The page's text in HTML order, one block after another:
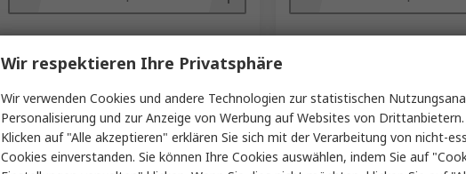
Hinzufügen
Wir respektieren Ihre Privatsphäre
Wir verwenden Cookies und andere Technologien zur statistischen
Personalisierung und zur Anzeige von Werbung auf Websites von
Klicken auf "Alle akzeptieren" erklären Sie sich mit der Verarbeitung von nicht-
Cookies einverstanden. Sie können Ihre Cookies auswählen, indem Sie auf